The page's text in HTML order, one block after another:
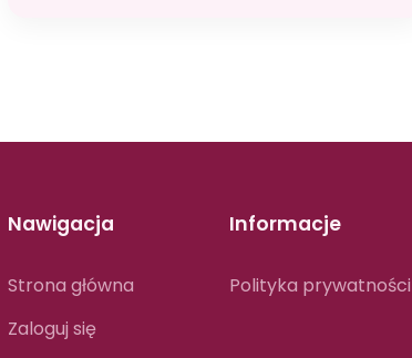
Nawigacja
Strona główna
Zaloguj się
Informacje
Polityka prywatności